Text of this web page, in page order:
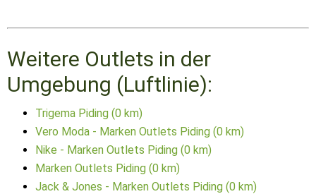
Weitere Outlets in der
Umgebung (Luftlinie):
Trigema Piding (0 km)
Vero Moda - Marken Outlets Piding (0 km)
Nike - Marken Outlets Piding (0 km)
Marken Outlets Piding (0 km)
Jack & Jones - Marken Outlets Piding (0 km)